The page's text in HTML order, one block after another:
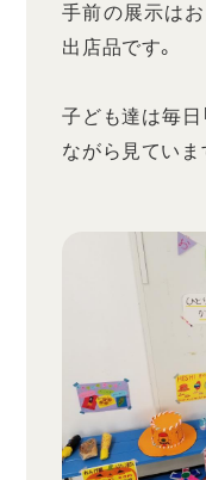
手前の展示は
出店品です。
子ども達は毎日
ながら見ていま